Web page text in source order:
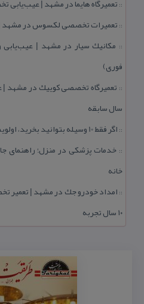
:: تعمیرگاه هایما در مشهد | عیب‌یابی
:: تعمیرات تخصصی لكسوس در مشهد |
:: مكانیك سیار در مشهد |
فوری)
::
سال سابقه
:: اگر فقط 10 وسیله بتوانید بخرید، اولویت با كدام تجهیزات است؟
:: خدمات پزشكی در منزل؛ راهنمای
خانه
::
۱۰ سال تجربه